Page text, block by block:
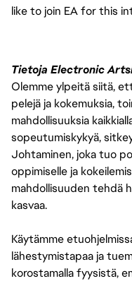
like to join EA for this
Tietoja Electronic
Olemme ylpeitä siitä,
pelejä ja kokemuksia,
mahdollisuuksia
sopeutumiskykyä,
Johtaminen, joka tuo
oppimiselle ja
mahdollisuuden tehdä
kasvaa.
Käytämme
lähestymistapaa ja
korostamalla fyysistä,